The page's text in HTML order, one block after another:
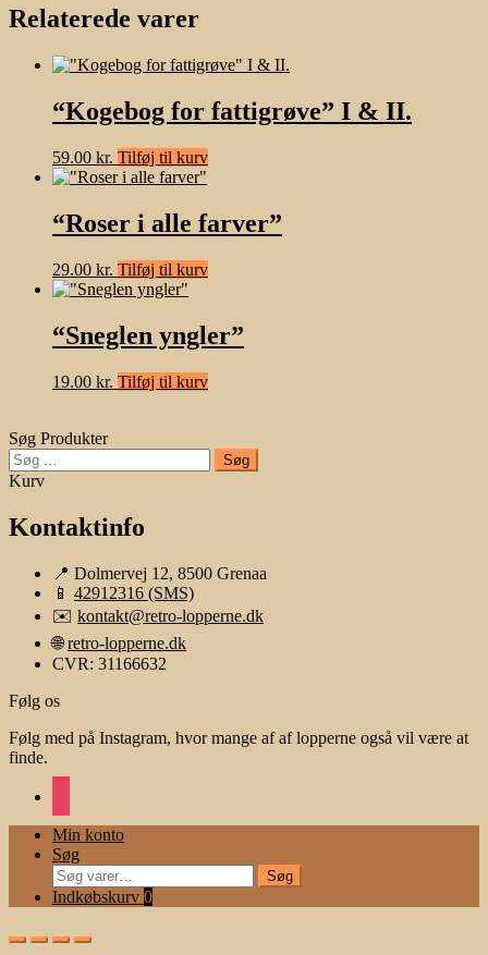
Relaterede varer
“Kogebog for fattigrøve” I & II.
59.00 kr. Tilføj til kurv
“Roser i alle farver”
29.00 kr. Tilføj til kurv
“Sneglen yngler”
19.00 kr. Tilføj til kurv
Søg Produkter
Søg
efter:
Kurv
Kontaktinfo
📍 Dolmervej 12, 8500 Grenaa
📱 42912316 (SMS)
✉️ kontakt@retro-lopperne.dk
🌐retro-lopperne.dk
CVR: 31166632
Følg os
Følg med på Instagram, hvor mange af af lopperne også vil være at
finde.
Min konto
Søg
Søg
efter:
Søg
Indkøbskurv 0